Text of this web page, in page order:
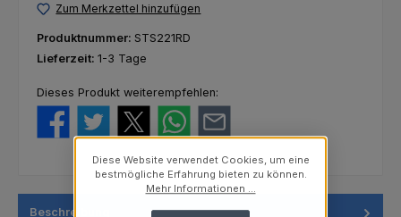
Zum Merkzettel hinzufügen
Produktnummer: STS221RD
Lieferzeit: 1-3 Tage
Dieses Produkt weiterempfehlen:
Beschreibung
Diese Website verwendet Cookies, um eine
bestmögliche Erfahrung bieten zu können.
Mehr Informationen ...